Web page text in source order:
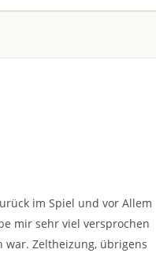
im Spiel und vor Allem
mir sehr viel versprochen
war. Zeltheizung, übrigens